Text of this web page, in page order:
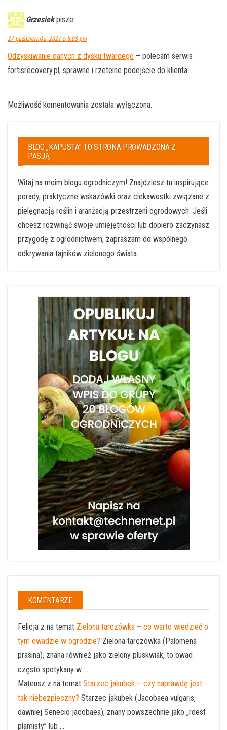
Grzesiek pisze:
27 października, 2021 o 5:03 pm
Odzyskiwanie danych z dysku twardego – polecam serwis
fortisrecovery.pl, sprawne i rzetelne podejście do klienta.
Możliwość komentowania została wyłączona.
BLOG „KAPUSTA” TO STRONA PROWADZONA Z
PASJĄ
Witaj na moim blogu ogrodniczym! Znajdziesz tu inspirujące
porady, praktyczne wskazówki oraz ciekawostki związane z
pielęgnacją roślin i aranżacją przestrzeni ogrodowych. Jeśli
chcesz rozwinąć swoje umiejętności lub dopiero zaczynasz
przygodę z ogrodnictwem, zapraszam do wspólnego
odkrywania tajników zielonego świata.
KOMENTARZE
Felicja z na temat Zielona tarczówka – co warto wiedzieć o
tym owadzie w ogrodzie? Zielona tarczówka (Palomena
prasina), znana również jako zielony pluskwiak, to owad
często spotykany w ...
Mateusz z na temat Starzec jakubek – czy naprawdę jest
tak niebezpieczny? Starzec jakubek (Jacobaea vulgaris,
dawniej Senecio jacobaea), znany powszechnie jako „rdest
plamisty” lub ...